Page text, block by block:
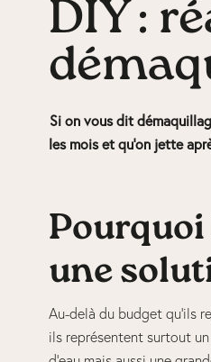
DIY :
Si on vous dit
les mois et qu’on jette
Pourquoi
une
Au-delà du budget qu’ils
ils représentent surtout